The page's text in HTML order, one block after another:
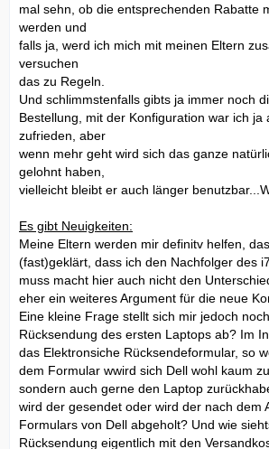
mal sehn, ob die entsprechenden Rabatte
werden und
falls ja, werd ich mich mit meinen Eltern
versuchen
das zu Regeln.
Und schlimmstenfalls gibts ja immer noch
Bestellung, mit der Konfiguration war ich ja
zufrieden, aber
wenn mehr geht wird sich das ganze
gelohnt haben,
vielleicht bleibt er auch länger
Es gibt Neuigkeiten:
Meine Eltern werden mir definitv helfen,
(fast)geklärt, dass ich den Nachfolger des
muss macht hier auch nicht den
eher ein weiteres Argument für die neue
Eine kleine Frage stellt sich mir jedoch
Rücksendung des ersten Laptops ab? Im
das Elektronsiche Rücksendeformular, so
dem Formular wwird sich Dell wohl kaum
sondern auch gerne den Laptop
wird der gesendet oder wird der nach dem
Formulars von Dell abgeholt? Und wie
Rücksendung eigentlich mit den